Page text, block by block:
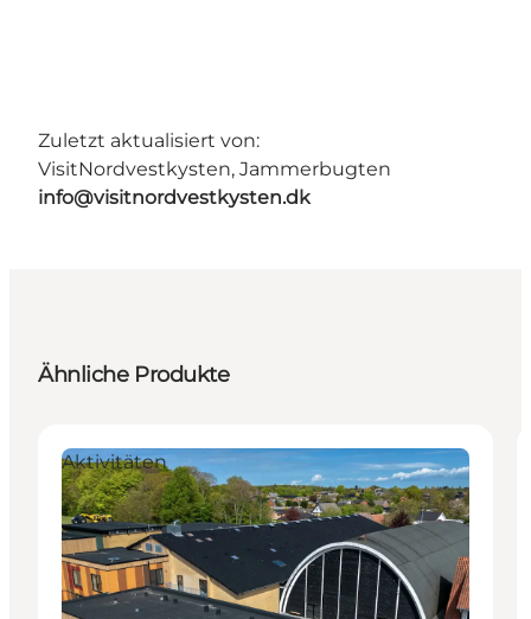
Zuletzt aktualisiert von:
VisitNordvestkysten, Jammerbugten
info@visitnordvestkysten.dk
Ähnliche Produkte
Aktivitäten